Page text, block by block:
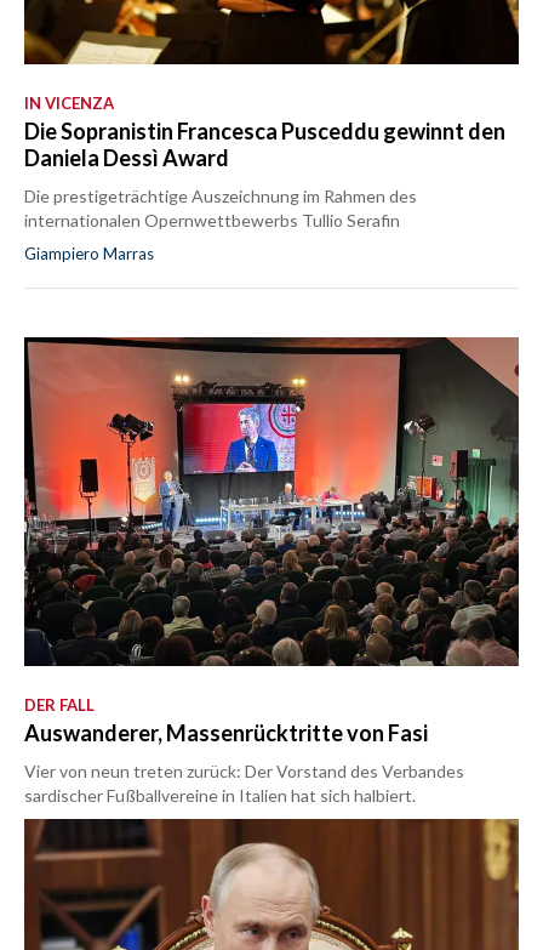
IN VICENZA
Die Sopranistin Francesca Pusceddu gewinnt den
Daniela Dessì Award
Die prestigeträchtige Auszeichnung im Rahmen des
internationalen Opernwettbewerbs Tullio Serafin
Giampiero Marras
DER FALL
Auswanderer, Massenrücktritte von Fasi
Vier von neun treten zurück: Der Vorstand des Verbandes
sardischer Fußballvereine in Italien hat sich halbiert.